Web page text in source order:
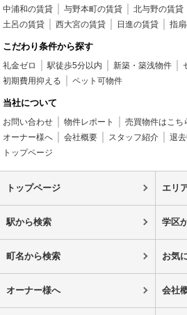
中浦和の賃貸
与野本町の賃貸 北与野の賃貸
土呂の賃貸
西大宮の賃貸 日進の賃貸 指
こだわり条件から探す
礼金ゼロ 駅徒歩5分以内 新築・築浅物件
初期費用抑える
ペット可物件
当社について
お問い合わせ 物件レポート 売買物件はこち
オーナー様へ
会社概要 スタッフ紹介
退
トップページ
トップページ エリ
駅から検索 学区
町名から検索 お気
オーナー様へ 会社